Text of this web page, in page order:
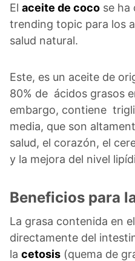
El aceite de coco se ha
trending topic para los
salud natural.
Este, es un aceite de
80% de ácidos grasos
embargo, contiene
media, que son
salud, el corazón, el
y la mejora del nivel
Beneficios para
La grasa contenida en
directamente del
la cetosis (quema de